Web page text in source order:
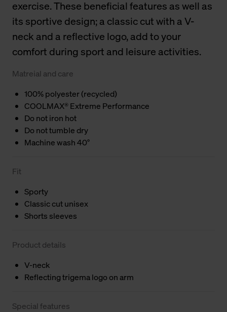
exercise. These beneficial features as well as
its sportive design; a classic cut with a V-
neck and a reflective logo, add to your
comfort during sport and leisure activities.
Matreial and care
100% polyester (recycled)
COOLMAX® Extreme Performance
Do not iron hot
Do not tumble dry
Machine wash 40°
Fit
Sporty
Classic cut unisex
Shorts sleeves
Product details
V-neck
Reflecting trigema logo on arm
Special features